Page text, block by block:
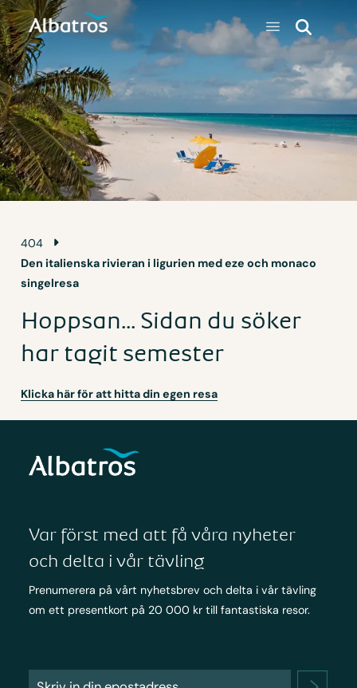
404
Den italienska rivieran i ligurien med eze och monaco
singelresa
Hoppsan... Sidan du söker
har tagit semester
Klicka här för att hitta din egen resa
Var först med att få våra nyheter
och delta i vår tävling
Prenumerera på vårt nyhetsbrev och delta i vår tävling
om ett presentkort på 20 000 kr till fantastiska resor.